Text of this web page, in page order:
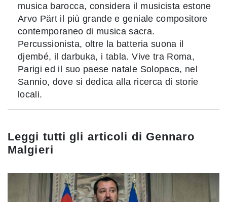
musica barocca, considera il musicista estone
Arvo Pärt il più grande e geniale compositore
contemporaneo di musica sacra.
Percussionista, oltre la batteria suona il
djembé, il darbuka, i tabla. Vive tra Roma,
Parigi ed il suo paese natale Solopaca, nel
Sannio, dove si dedica alla ricerca di storie
locali.
Leggi tutti gli articoli di Gennaro
Malgieri